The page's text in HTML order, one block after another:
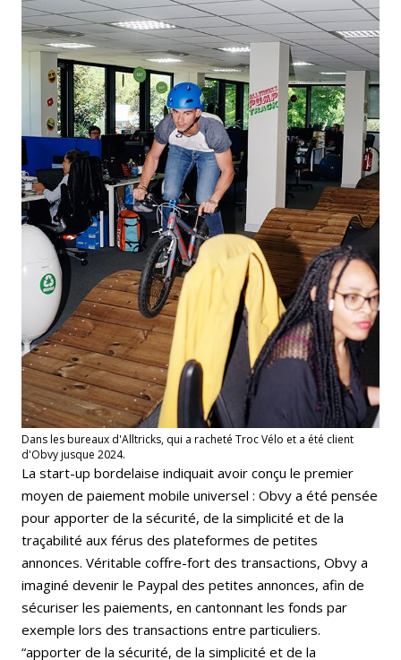
Dans les bureaux d'Alltricks, qui a racheté Troc Vélo et a été client
d'Obvy jusque 2024.
La start-up bordelaise indiquait avoir conçu le premier
moyen de paiement mobile universel : Obvy a été pensée
pour apporter de la sécurité, de la simplicité et de la
traçabilité aux férus des plateformes de petites
annonces. Véritable coffre-fort des transactions, Obvy a
imaginé devenir le Paypal des petites annonces, afin de
sécuriser les paiements, en cantonnant les fonds par
exemple lors des transactions entre particuliers.
“apporter de la sécurité, de la simplicité et de la